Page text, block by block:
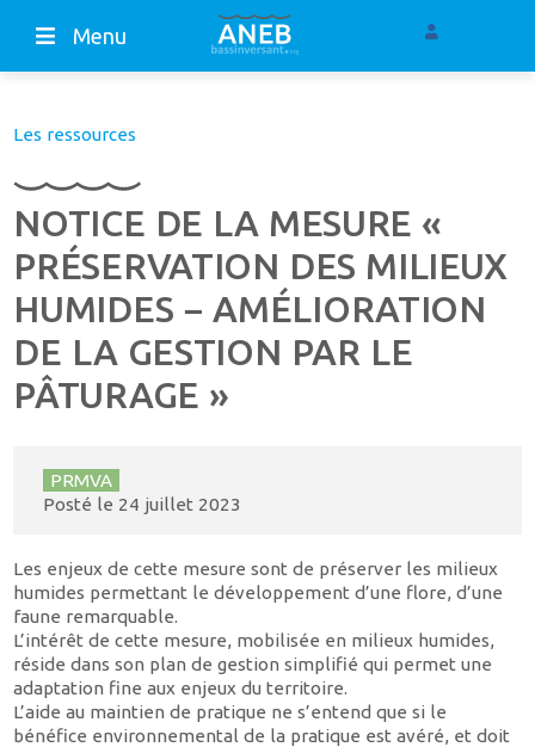
Menu
Les ressources
NOTICE DE LA MESURE «
PRÉSERVATION DES MILIEUX
HUMIDES − AMÉLIORATION
DE LA GESTION PAR LE
PÂTURAGE »
PRMVA
Posté le 24 juillet 2023
Les enjeux de cette mesure sont de préserver les milieux
humides permettant le développement d’une flore, d’une
faune remarquable.
L’intérêt de cette mesure, mobilisée en milieux humides,
réside dans son plan de gestion simplifié qui permet une
adaptation fine aux enjeux du territoire.
L’aide au maintien de pratique ne s’entend que si le
bénéfice environnemental de la pratique est avéré, et doit